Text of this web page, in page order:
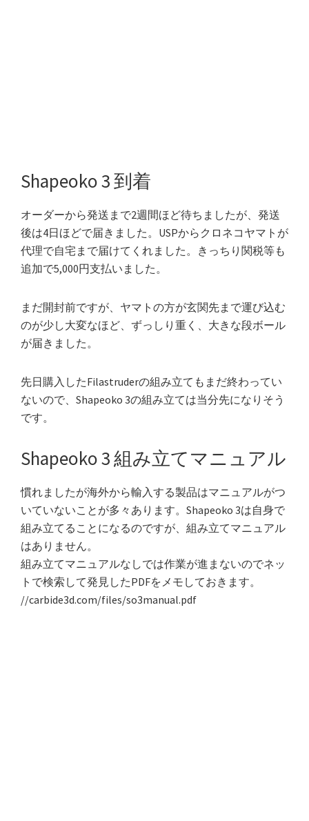
Shapeoko 3 到着
オーダーから発送まで2週間ほど待ちましたが、発送
後は4日ほどで届きました。USPからクロネコヤマトが
代理で自宅まで届けてくれました。きっちり関税等も
追加で5,000円支払いました。
まだ開封前ですが、ヤマトの方が玄関先まで運び込む
のが少し大変なほど、ずっしり重く、大きな段ボール
が届きました。
先日購入したFilastruderの組み立てもまだ終わってい
ないので、Shapeoko 3の組み立ては当分先になりそう
です。
Shapeoko 3 組み立てマニュアル
慣れましたが海外から輸入する製品はマニュアルがつ
いていないことが多々あります。Shapeoko 3は自身で
組み立てることになるのですが、組み立てマニュアル
はありません。
組み立てマニュアルなしでは作業が進まないのでネッ
トで検索して発見したPDFをメモしておきます。
//carbide3d.com/files/so3manual.pdf